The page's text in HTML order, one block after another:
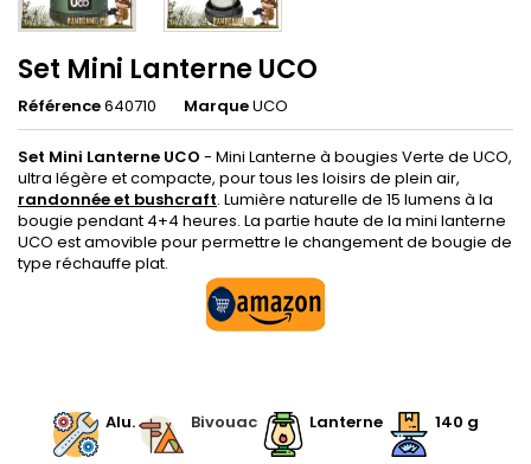
Set Mini Lanterne UCO
Référence640710 MarqueUCO
Set Mini Lanterne UCO - Mini Lanterne à bougies Verte de UCO,
ultra légère et compacte, pour tous les loisirs de plein air,
randonnée et bushcraft. Lumière naturelle de 15 lumens à la
bougie pendant 4+4 heures. La partie haute de la mini lanterne
UCO est amovible pour permettre le changement de bougie de
type réchauffe plat.
Alu. Bivouac Lanterne 140 g